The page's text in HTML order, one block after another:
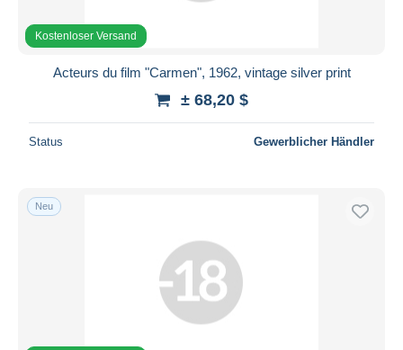
Kostenloser Versand
Acteurs du film "Carmen", 1962, vintage silver print
± 68,20 $
Status Gewerblicher Händler
Neu